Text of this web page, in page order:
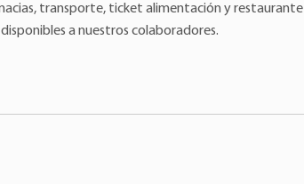
transporte, ticket alimentación y restaurante
a nuestros colaboradores.